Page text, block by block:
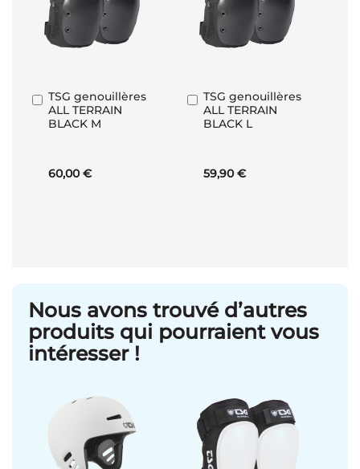
TSG genouillères
ALL TERRAIN
BLACK M
60,00 €
Ajouter
au
panier
TSG genouillères
ALL TERRAIN
BLACK L
59,90 €
Ajouter
au
panier
Nous avons trouvé d’autres
produits qui pourraient vous
intéresser !